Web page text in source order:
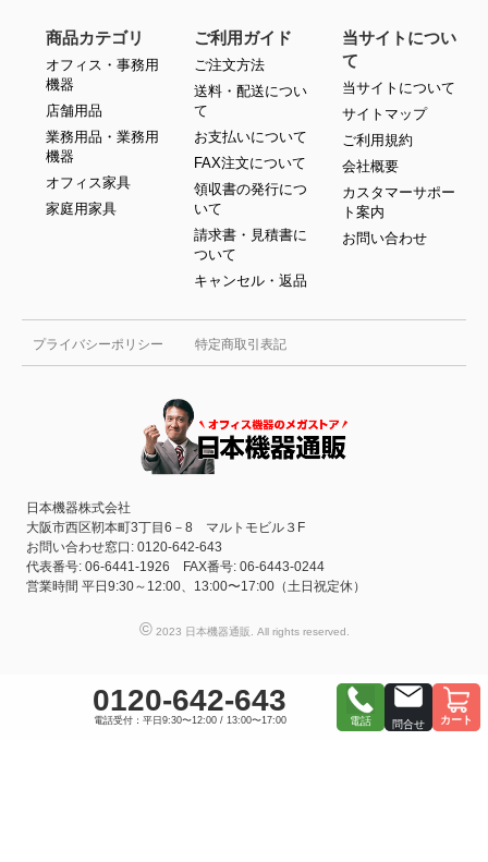
0120-642-643
電話受付：平日9:30〜12:00 / 13:00〜17:00 電話 問合せ カート
プライバシーポリシー 特定商取引表記
日本機器株式会社
大阪市西区靭本町3丁目6－8 マルトモビル３F
お問い合わせ窓口: 0120-642-643
代表番号: 06-6441-1926 FAX番号: 06-6443-0244
営業時間 平日9:30～12:00、13:00〜17:00（土日祝定休）
商品カテゴリ
オフィス・事務用
機器
店舗用品
業務用品・業務用
機器
オフィス家具
家庭用家具
ご利用ガイド
ご注文方法
送料・配送につい
て
お支払いについて
FAX注文について
領収書の発行につ
いて
請求書・見積書に
ついて
キャンセル・返品
当サイトについ
て
当サイトについて
サイトマップ
ご利用規約
会社概要
カスタマーサポー
ト案内
お問い合わせ
©2023 日本機器通販. All rights reserved.